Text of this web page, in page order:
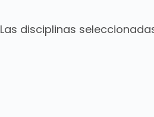
Las disciplinas